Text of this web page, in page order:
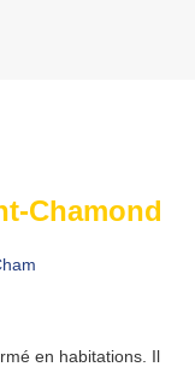
Chamond
en habitations. Il